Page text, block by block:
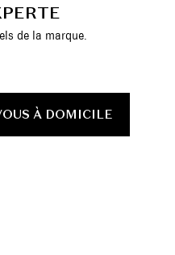
de la marque.
À DOMICILE